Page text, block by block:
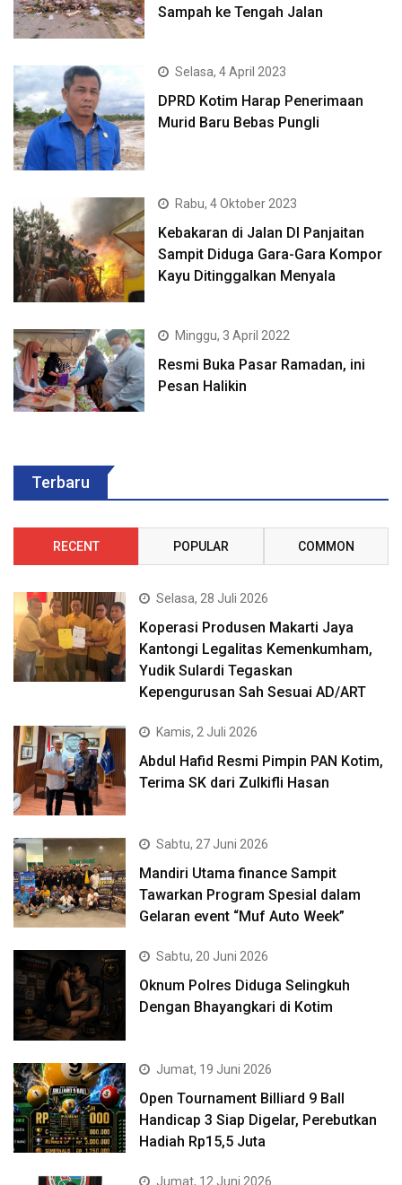
Sampah ke Tengah Jalan
Selasa, 4 April 2023
DPRD Kotim Harap Penerimaan
Murid Baru Bebas Pungli
Rabu, 4 Oktober 2023
Kebakaran di Jalan DI Panjaitan
Sampit Diduga Gara-Gara Kompor
Kayu Ditinggalkan Menyala
Minggu, 3 April 2022
Resmi Buka Pasar Ramadan, ini
Pesan Halikin
Terbaru
RECENT POPULAR COMMON
Selasa, 28 Juli 2026
Koperasi Produsen Makarti Jaya
Kantongi Legalitas Kemenkumham,
Yudik Sulardi Tegaskan
Kepengurusan Sah Sesuai AD/ART
Kamis, 2 Juli 2026
Abdul Hafid Resmi Pimpin PAN Kotim,
Terima SK dari Zulkifli Hasan
Sabtu, 27 Juni 2026
Mandiri Utama finance Sampit
Tawarkan Program Spesial dalam
Gelaran event “Muf Auto Week”
Sabtu, 20 Juni 2026
Oknum Polres Diduga Selingkuh
Dengan Bhayangkari di Kotim
Jumat, 19 Juni 2026
Open Tournament Billiard 9 Ball
Handicap 3 Siap Digelar, Perebutkan
Hadiah Rp15,5 Juta
Jumat, 12 Juni 2026